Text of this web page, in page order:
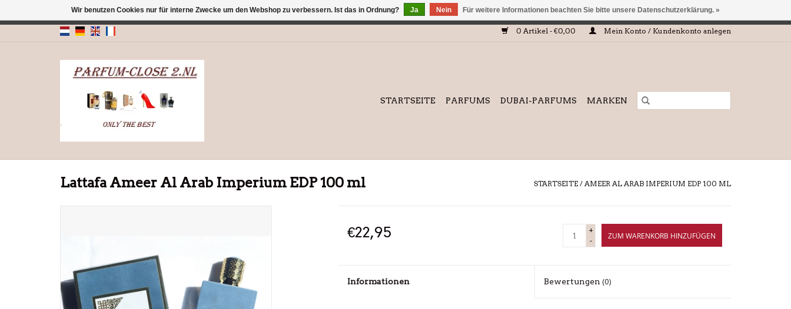
0 Artikel - €0,00 Mein Konto / Kundenkonto anlegen
STARTSEITE PARFUMS DUBAI-PARFUMS MARKEN
Lattafa Ameer Al Arab Imperium EDP 100 ml STARTSEITE / AMEER AL ARAB IMPERIUM EDP 100 ML
€22,95
+
-
ZUM WARENKORB HINZUFÜGEN
Informationen Bewertungen (0)
Wir benutzen Cookies nur für interne Zwecke um den Webshop zu verbessern. Ist das in Ordnung? Ja Nein Für weitere Informationen beachten Sie bitte unsere Datenschutzerklärung. »
← Zurück zum BackofficeDieser Shop befindet sich im Aufbau. Eventuell können nicht alle Bestellungen eingehalten oder erfüllt werden.